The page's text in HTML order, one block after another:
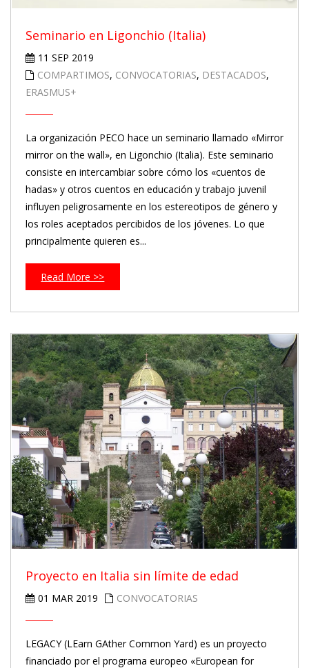
Seminario en Ligonchio (Italia)
11 SEP 2019
COMPARTIMOS, CONVOCATORIAS, DESTACADOS,
ERASMUS+
La organización PECO hace un seminario llamado «Mirror
mirror on the wall», en Ligonchio (Italia). Este seminario
consiste en intercambiar sobre cómo los «cuentos de
hadas» y otros cuentos en educación y trabajo juvenil
influyen peligrosamente en los estereotipos de género y
los roles aceptados percibidos de los jóvenes. Lo que
principalmente quieren es...
Read More >>
Proyecto en Italia sin límite de edad
01 MAR 2019 CONVOCATORIAS
LEGACY (LEarn GAther Common Yard) es un proyecto
financiado por el programa europeo «European for